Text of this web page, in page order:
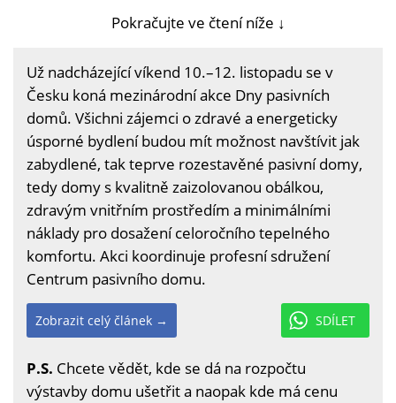
Pokračujte ve čtení níže ↓
Už nadcházející víkend 10.–12. listopadu se v
Česku koná mezinárodní akce Dny pasivních
domů. Všichni zájemci o zdravé a energeticky
úsporné bydlení budou mít možnost navštívit jak
zabydlené, tak teprve rozestavěné pasivní domy,
tedy domy s kvalitně zaizolovanou obálkou,
zdravým vnitřním prostředím a minimálními
náklady pro dosažení celoročního tepelného
komfortu. Akci koordinuje profesní sdružení
Centrum pasivního domu.
SDÍLET
Zobrazit celý článek →
P.S. Chcete vědět, kde se dá na rozpočtu
výstavby domu ušetřit a naopak kde má cenu